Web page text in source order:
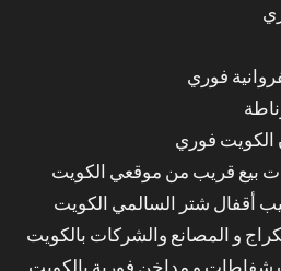
فوري
فوري
بيع قريب من موقعي الكويت
أقفال شتر السالمي الكويت
و المصانع والشركات بالكويت
و مداخن فورية بالكويت